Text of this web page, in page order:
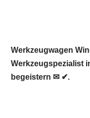
Werkzeugwagen
Werkzeugspezialist
begeistern ✉ ✔.